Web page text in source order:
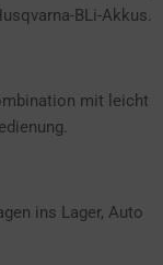
BLi-Akkus.
mit leicht
ins Lager, Auto